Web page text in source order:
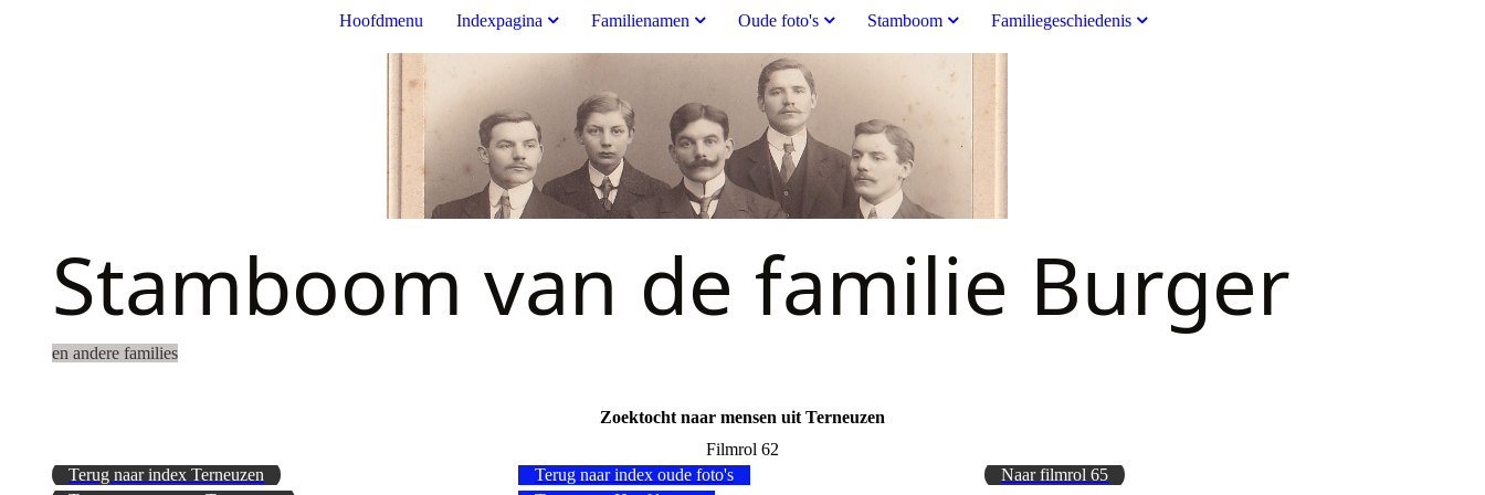
Hoofdmenu Indexpagina Familienamen Oude foto's Stamboom Familiegeschiedenis
Stamboom van de familie Burger
en andere families
Zoektocht naar mensen uit Terneuzen
Filmrol 62
Terug naar index Terneuzen
Terug naar index oude foto's
Naar filmrol 65